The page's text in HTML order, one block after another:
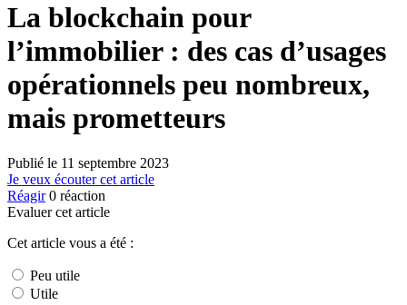
La blockchain pour
l’immobilier : des cas d’usages
opérationnels peu nombreux,
mais prometteurs
Publié le 11 septembre 2023
Je veux écouter cet article
Réagir 0 réaction
Evaluer cet article
Cet article vous a été :
Peu utile
Utile